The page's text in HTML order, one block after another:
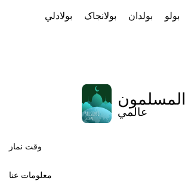
بولادلي بولانجاک بولدان بولو
المسلمون
عالمي
وقت نماز
معلومات عنا